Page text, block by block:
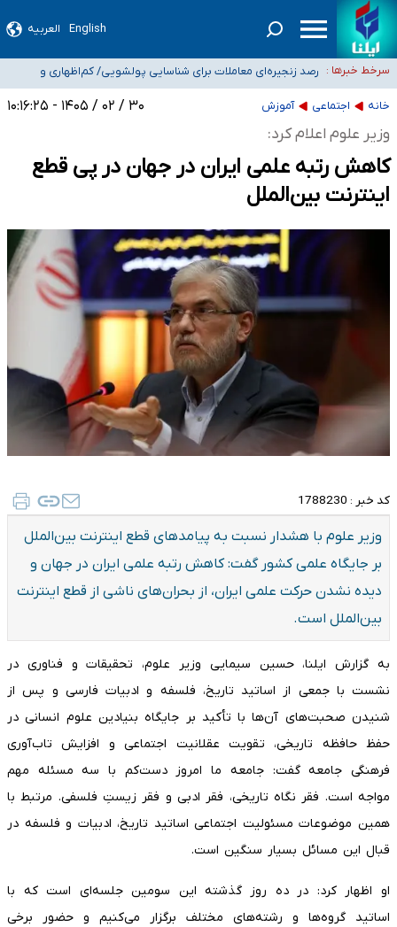
English العربیه
سرخط خبرها :
شیب آسیب‌های اجتماعی در کشور افزایشی است
رصد زنجیره‌ای معاملات برای شناسایی پولشویی/ کم‌اظهاری و
بیش‌اظهاری زیر ذره‌بین مالیاتی«حسین آقایاری» تراستی ابربدهکار کیست؟/ غارت پول نفت کشور با
پاسپورت ایرانی- افغانستانی
آسیب‌های جنگ، صدور گواهینامه موتورسواری زنان را به تأخیر انداخت
درخواست جلسه نمایندگان با رئیس‌جمهور برای تصمیم‌گیری درباره حذف شرکت‌های
خانه اجتماعی آموزش ۳۰ / ۰۲ / ۱۴۰۵ - ۱۰:۱۶:۲۵
وزیر علوم اعلام کرد:
کاهش رتبه علمی ایران در جهان در پی قطع
اینترنت بین‌الملل
کد خبر : 1788230
وزیر علوم با هشدار نسبت به پیامدهای قطع اینترنت بین‌الملل
بر جایگاه علمی کشور گفت: کاهش رتبه علمی ایران در جهان و
دیده نشدن حرکت علمی ایران، از بحران‌های ناشی از قطع اینترنت
بین‌الملل است.
به گزارش ایلنا، حسین سیمایی وزیر علوم، تحقیقات و فناوری در
نشست با جمعی از اساتید تاریخ، فلسفه و ادبیات فارسی و پس از
شنیدن صحبت‌های آن‌ها با تأکید بر جایگاه بنیادین علوم انسانی در
حفظ حافظه تاریخی، تقویت عقلانیت اجتماعی و افزایش تاب‌آوری
فرهنگی جامعه گفت: جامعه ما امروز دست‌کم با سه مسئله مهم
مواجه است. فقر نگاه تاریخی، فقر ادبی و فقر زیستِ فلسفی. مرتبط با
همین موضوعات مسئولیت اجتماعی اساتید تاریخ، ادبیات و فلسفه در
قبال این مسائل بسیار سنگین است.
او اظهار کرد: در ده روز گذشته این سومین جلسه‌ای است که با
اساتید گروه‌ها و رشته‌های مختلف برگزار می‌کنیم و حضور برخی